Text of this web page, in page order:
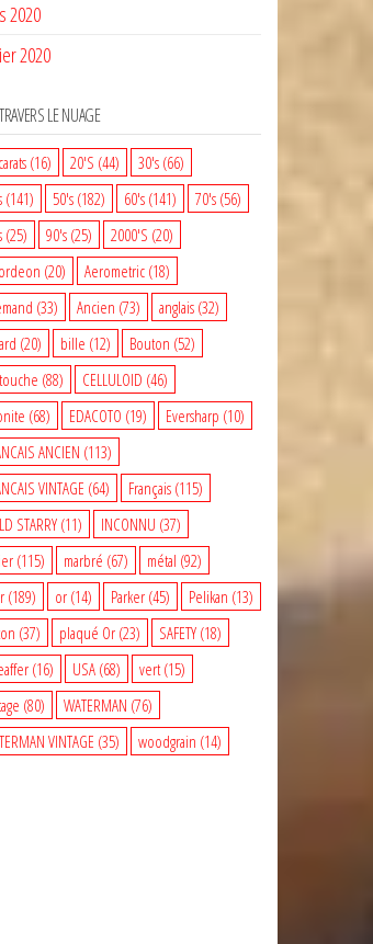
2020
2020
LE NUAGE
(16) 20'S (44) 30's(66)
(141) 50's(182) 60's(141) 70's(56)
(25) 90's(25) 2000'S (20)
(20) Aerometric(18)
(33) Ancien (73) anglais(32)
(20) bille (12) Bouton (52)
(88) CELLULOID (46)
(68) EDACOTO (19) Eversharp (10)
ANCIEN (113)
VINTAGE (64) Français(115)
STARRY(11) INCONNU (37)
(115) marbré (67) métal (92)
(189) or(14) Parker(45) Pelikan (13)
(37) plaqué Or(23) SAFETY(18)
(16) USA(68) vert(15)
(80) WATERMAN (76)
VINTAGE (35) woodgrain (14)